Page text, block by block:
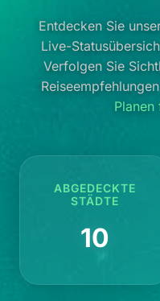
Entdecken Sie
Live-
Verfolgen Sie
ABGEDECKTE
STÄDTE
10